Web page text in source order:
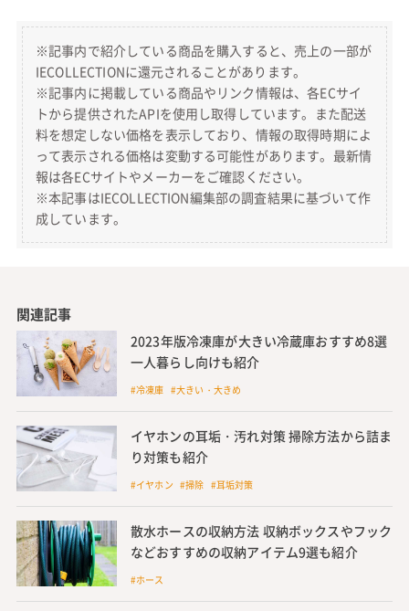
※記事内で紹介している商品を購入すると、売上の一部が
IECOLLECTIONに還元されることがあります。
※記事内に掲載している商品やリンク情報は、各ECサイ
トから提供されたAPIを使用し取得しています。また配送
料を想定しない価格を表示しており、情報の取得時期によ
って表示される価格は変動する可能性があります。最新情
報は各ECサイトやメーカーをご確認ください。
※本記事はIECOLLECTION編集部の調査結果に基づいて作
成しています。
関連記事
2023年版冷凍庫が大きい冷蔵庫おすすめ8選
一人暮らし向けも紹介
#冷凍庫 #大きい・大きめ
イヤホンの耳垢・汚れ対策 掃除方法から詰ま
り対策も紹介
#イヤホン #掃除 #耳垢対策
散水ホースの収納方法 収納ボックスやフック
などおすすめの収納アイテム9選も紹介
#ホース